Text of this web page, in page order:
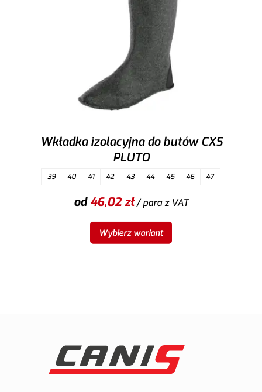
Wkładka izolacyjna do butów CXS
PLUTO
39 40 41 42 43 44 45 46 47
od46,02zł/ paraz VAT
Wybierz wariant